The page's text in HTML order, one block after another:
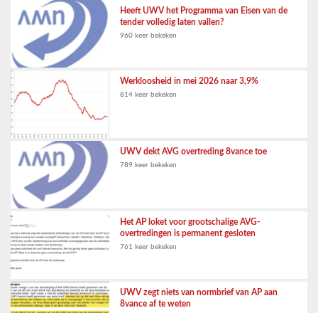
Heeft UWV het Programma van Eisen van de
tender volledig laten vallen?
960 keer bekeken
Werkloosheid in mei 2026 naar 3,9%
814 keer bekeken
UWV dekt AVG overtreding 8vance toe
789 keer bekeken
Het AP loket voor grootschalige AVG-
overtredingen is permanent gesloten
761 keer bekeken
UWV zegt niets van normbrief van AP aan
8vance af te weten